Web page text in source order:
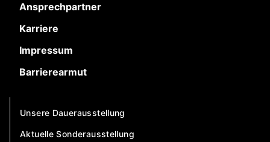
Ansprechpartner
Karriere
Impressum
Barrierearmut
Unsere Dauerausstellung
Aktuelle Sonderausstellung